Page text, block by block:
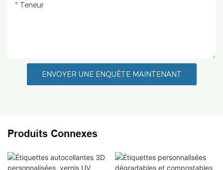
Teneur
ENVOYER UNE ENQUÊTE MAINTENANT
Produits Connexes